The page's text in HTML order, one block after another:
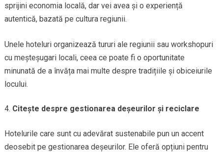
sprijini economia locală, dar vei avea și o experiență
autentică, bazată pe cultura regiunii.
Unele hoteluri organizează tururi ale regiunii sau workshopuri
cu meșteșugari locali, ceea ce poate fi o oportunitate
minunată de a învăța mai multe despre tradițiile și obiceiurile
locului.
Citește despre gestionarea deșeurilor și reciclare
Hotelurile care sunt cu adevărat sustenabile pun un accent
deosebit pe gestionarea deșeurilor. Ele oferă opțiuni pentru